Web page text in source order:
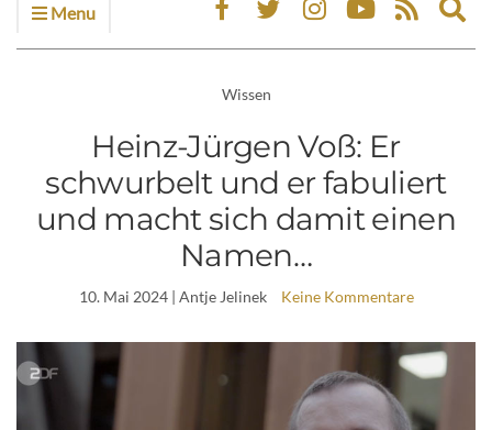
Menu
Wissen
Heinz-Jürgen Voß: Er
schwurbelt und er fabuliert
und macht sich damit einen
Namen…
10. Mai 2024| Antje Jelinek Keine Kommentare